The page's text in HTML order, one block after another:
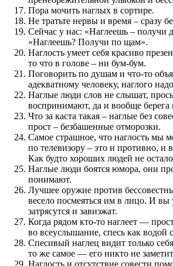
Пора мочить наглых в сортире.
Не тратьте нервы и время – сразу
Сейчас у нас: «Наглеешь – получи
«Наглеешь? Получи по щам».
Наглость умеет себя красиво
то что в голове – ни бум-бум.
Поговорить по душам и что-то
адекватному человеку, наглого
Наглые люди слов не слышат,
воспринимают, да и вообще берега
Что за каста такая – наглые без
прост – безбашенные отморозки.
Самое страшное, что наглость мы
по телевизору – это и противно, и
Как будто хороших людей не
Наглые люди боятся юмора, они
понимают.
Лучшее оружие против
весело посмеяться им в лицо. И вы
затрясутся и завизжат.
Когда рядом кто-то наглеет —
во всеуслышание, спесь как водой
Спесивый наглец видит только
то же самое — его никто не
Наглость и отсутствие совести